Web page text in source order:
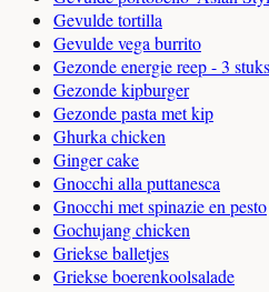
Gevulde tortilla
Gevulde vega burrito
Gezonde energie reep - 3 stuks
Gezonde kipburger
Gezonde pasta met kip
Ghurka chicken
Ginger cake
Gnocchi alla puttanesca
Gnocchi met spinazie en pesto
Gochujang chicken
Griekse balletjes
Griekse boerenkoolsalade